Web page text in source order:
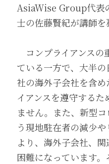
AsiaWise Group代表
士の佐藤賢紀が講師を
コンプライアンスの
ている一方で、大半
社の海外子会社を含
イアンスを遵守する
ません。また、新型
う現地駐在者の減少
より、海外子会社、
困難になっています